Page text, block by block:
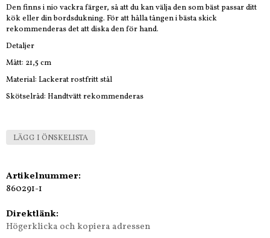
Den finns i nio vackra färger, så att du kan välja den som bäst passar ditt
kök eller din bordsdukning. För att hålla tången i bästa skick
rekommenderas det att diska den för hand.
Detaljer
Mått: 21,5 cm
Material: Lackerat rostfritt stål
Skötselråd: Handtvätt rekommenderas
LÄGG I ÖNSKELISTA
Artikelnummer:
860291-1
Direktlänk:
Högerklicka och kopiera adressen